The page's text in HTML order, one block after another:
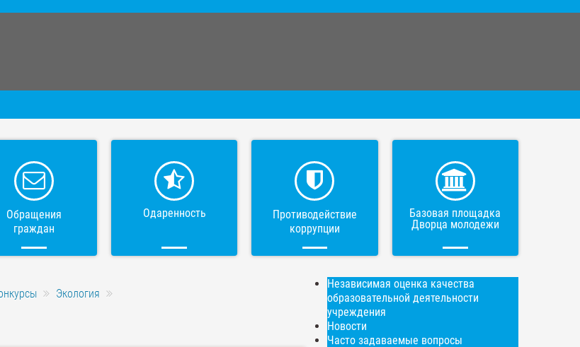
Обращения
граждан
Одаренность
Противодействие
коррупции
Базовая площадка
Дворца молодежи
Экология
Независимая оценка качества
образовательной деятельности
учреждения
Новости
Часто задаваемые вопросы